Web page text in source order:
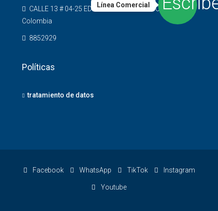
CALLE 13 # 04-25 EDIFICIO CARVAJAL PISO 12, Cali
Colombia
8852929
Políticas
tratamiento de datos
Facebook WhatsApp TikTok Instagram
Youtube
Línea Comercial